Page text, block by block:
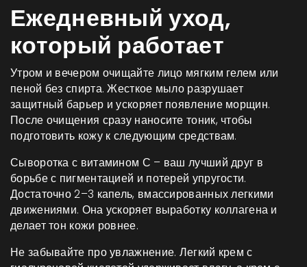
Ежедневный уход,
который работает
Утром и вечером очищайте лицо мягким гелем или
пеной без спирта. Жесткое мыло разрушает
защитный барьер и ускоряет появление морщин.
После очищения сразу наносите тоник, чтобы
подготовить кожу к следующим средствам.
Сыворотка с витамином С – ваш лучший друг в
борьбе с пигментацией и потерей упругости.
Достаточно 2–3 капель, вмассированных легкими
движениями. Она ускоряет выработку коллагена и
делает тон кожи ровнее.
Не забывайте про увлажнение. Легкий крем с